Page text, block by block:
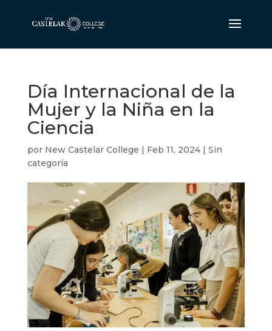
Día Internacional de la
Mujer y la Niña en la
Ciencia
por New Castelar College | Feb 11, 2024| Sin
categoría